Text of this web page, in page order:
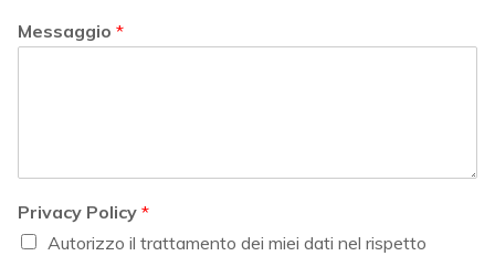
Messaggio *
Privacy Policy *
Autorizzo il trattamento dei miei dati nel rispetto